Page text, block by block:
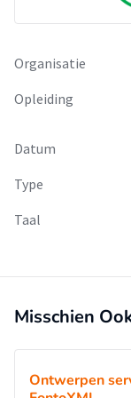
nadat het
nog aan verbeterd
gebruikers online
Organisatie
Opleiding
Datum
Type
Taal
Misschien
Ontwerpen